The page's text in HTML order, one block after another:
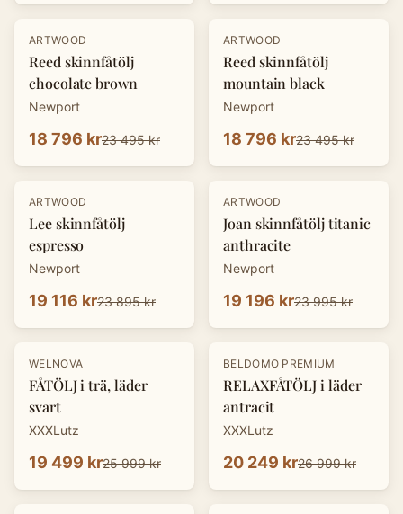
-20%
ARTWOOD
Reed skinnfåtölj
chocolate brown
Newport
18 796 kr23 495 kr
-20%
ARTWOOD
Reed skinnfåtölj
mountain black
Newport
18 796 kr23 495 kr
-20%
ARTWOOD
Lee skinnfåtölj
espresso
Newport
19 116 kr23 895 kr
-20%
ARTWOOD
Joan skinnfåtölj titanic
anthracite
Newport
19 196 kr23 995 kr
-25 %
WELNOVA
FÅTÖLJ i trä, läder
svart
XXXLutz
19 499 kr25 999 kr
-25 %
BELDOMO PREMIUM
RELAXFÅTÖLJ i läder
antracit
XXXLutz
20 249 kr26 999 kr